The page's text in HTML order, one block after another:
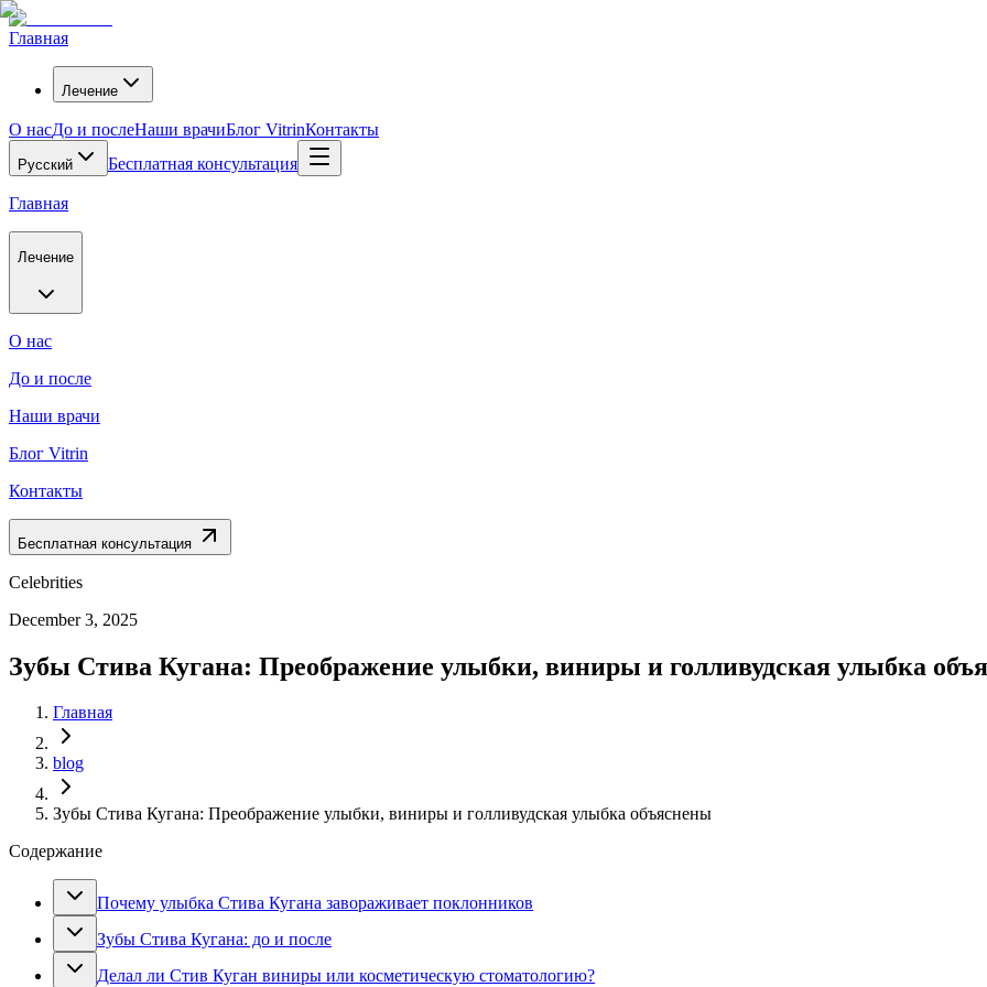
Главная
Лечение
О насДо и послеНаши врачиБлог VitrinКонтакты
Русский Бесплатная консультация
Главная
Лечение
О нас
До и после
Наши врачи
Блог Vitrin
Контакты
Бесплатная консультация
Celebrities
December 3, 2025
Зубы Стива Кугана: Преображение улыбки, виниры и голливудская улыбка
Главная
blog
Зубы Стива Кугана: Преображение улыбки, виниры и голливудская улыбка объяснены
Содержание
Почему улыбка Стива Кугана завораживает поклонников
Зубы Стива Кугана: до и после
Делал ли Стив Куган виниры или косметическую стоматологию?